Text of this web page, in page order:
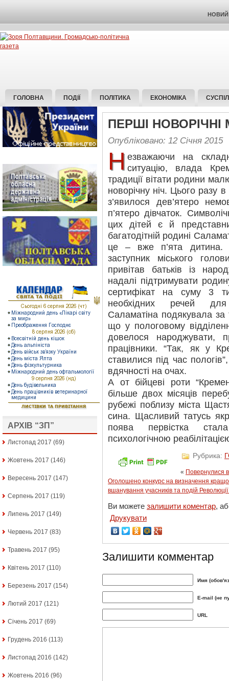
НОВИЙ
ГОЛОВНА ПОДІЇ ПОЛІТИКА ЕКОНОМІКА
АРХІВ “ЗП”
Листопад 2017 (69)
Жовтень 2017 (146)
Вересень 2017 (147)
Серпень 2017 (119)
Липень 2017 (149)
Червень 2017 (83)
Травень 2017 (95)
Квітень 2017 (110)
Березень 2017 (154)
Лютий 2017 (121)
Січень 2017 (69)
Грудень 2016 (113)
Листопад 2016 (142)
Жовтень 2016 (96)
ПЕРШІ
Опубліковано: 12 Січня 2015
Н езважаючи на
ситуацію, влада
традиції вітати родини
новорічну ніч. Цього разу в
з’явилося дев’ятеро
п’ятеро дівчаток.
цих дітей є й
багатодітній родині
це – вже п’ята дитина.
заступник міського
привітав батьків із
надалі підтримувати
сертифікат на суму 3
необхідних речей
Саламатіна подякувала за
що у пологовому
довелося народжувати,
працівники. “Так, як у
ставилися під час
вдячності на очах.
А от бійцеві роти
більше двох місяців
рубежі поблизу міста
сина. Щасливий татусь
поява первістка
психологічною
Рубрика:
« Повернулися
Оголошено конкурс на визначення
вшанування учасників та подій
Ви можете залишити коментар,
Друкувати
Залишити комментар
Имя
E-mail (не
URL